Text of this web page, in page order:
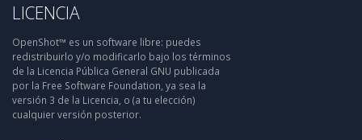
LICENCIA
OpenShot™ es un software libre: puedes
redistribuirlo y/o modificarlo bajo los términos
de la Licencia Pública General GNU publicada
por la Free Software Foundation, ya sea la
versión 3 de la Licencia, o (a tu elección)
cualquier versión posterior.